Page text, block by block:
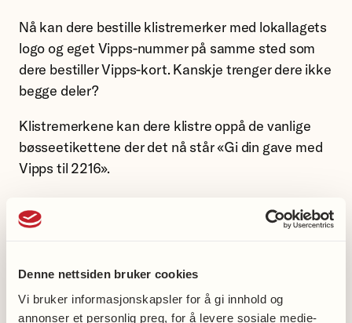
Denne nettsiden bruker cookies
Vi bruker informasjonskapsler for å gi innhold og
annonser et personlig preg, for å levere sosiale medie-
Nå kan dere bestille klistremerker med lokallagets
logo og eget Vipps-nummer på samme sted som
dere bestiller Vipps-kort. Kanskje trenger dere ikke
begge deler?
Klistremerkene kan dere klistre oppå de vanlige
bøsseetikettene der det nå står «Gi din gave med
Vipps til 2216».
Pålogging med brukernavn: nasjon, passord: lokal